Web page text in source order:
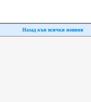
Назад кън всички новини